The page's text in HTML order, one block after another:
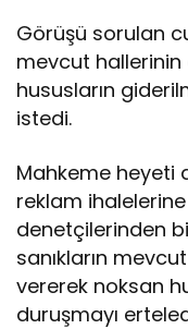
Görüşü sorulan
mevcut hallerinin
hususların
istedi.
Mahkeme heyeti
reklam ihalelerine
denetçilerinden
sanıkların
vererek noksan
duruşmayı